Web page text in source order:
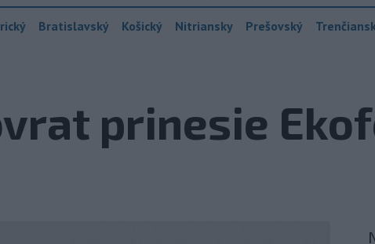
Bratislavský Košický Nitriansky Prešovský
prinesie